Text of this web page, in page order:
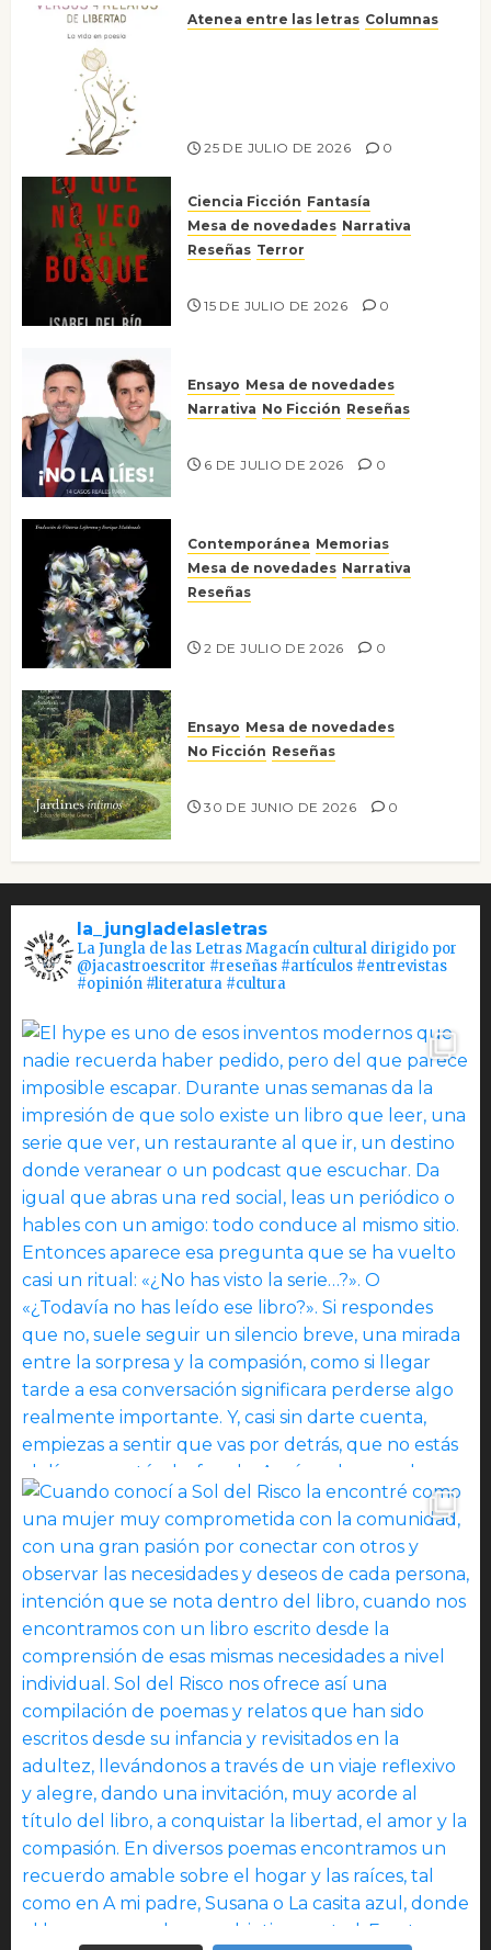
Atenea entre las letras Columnas
25 DE JULIO DE 2026 0
Ciencia Ficción Fantasía
Mesa de novedades Narrativa
Reseñas Terror
15 DE JULIO DE 2026 0
Ensayo Mesa de novedades
Narrativa No Ficción Reseñas
6 DE JULIO DE 2026 0
Contemporánea Memorias
Mesa de novedades Narrativa
Reseñas
2 DE JULIO DE 2026 0
Ensayo Mesa de novedades
No Ficción Reseñas
30 DE JUNIO DE 2026 0
la_jungladelasletras
La Jungla de las Letras Magacín cultural dirigido por
@jacastroescritor #reseñas #artículos #entrevistas
#opinión #literatura #cultura